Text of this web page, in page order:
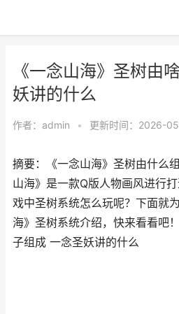
《一念山海》圣树由
妖讲的什么
作者： admin • 更新时间：2026-
摘要：《一念山海》圣树由什么
山海》是一款Q版人物画风进行
戏中圣树系统怎么玩呢？下面就
海》圣树系统介绍，快来看看吧
子组成 一念圣妖讲的什么